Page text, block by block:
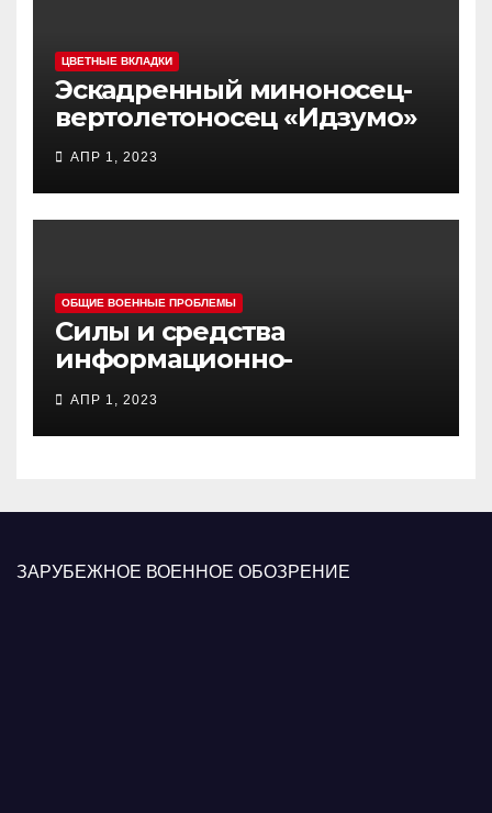
ЦВЕТНЫЕ ВКЛАДКИ
Эскадренный миноносец-
вертолетоносец «Идзумо»
АПР 1, 2023
ОБЩИЕ ВОЕННЫЕ ПРОБЛЕМЫ
Силы и средства
информационно-
психологических операций
вооруженных сил Украины
АПР 1, 2023
ЗАРУБЕЖНОЕ ВОЕННОЕ ОБОЗРЕНИЕ